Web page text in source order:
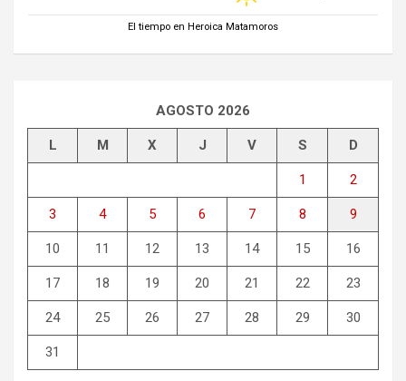
El tiempo en Heroica Matamoros
AGOSTO 2026
L M X J V S D
1 2
3 4 5 6 7 8 9
10 11 12 13 14 15 16
17 18 19 20 21 22 23
24 25 26 27 28 29 30
31